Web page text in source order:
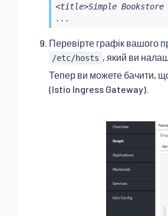
<title>Simple
...
Перевірте графік вашого
/etc/hosts , який ви
Тепер ви можете бачити,
(Istio Ingress Gateway).